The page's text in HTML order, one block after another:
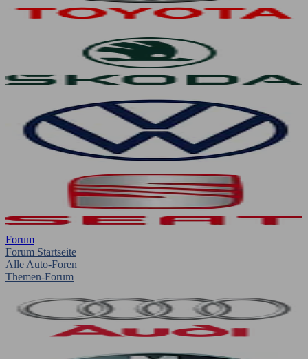
Forum
Forum Startseite
Alle Auto-Foren
Themen-Forum